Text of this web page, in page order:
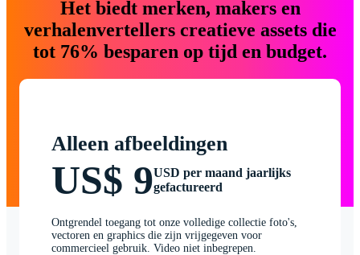
Het biedt merken, makers en
verhalenvertellers creatieve assets die
tot 76% besparen op tijd en budget.
Alleen afbeeldingen
US$ 9USD per maand jaarlijks
gefactureerd
Ontgrendel toegang tot onze volledige collectie foto's,
vectoren en graphics die zijn vrijgegeven voor
commercieel gebruik. Video niet inbegrepen.